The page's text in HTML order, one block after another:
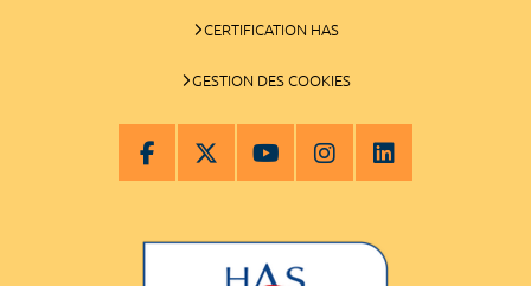
CERTIFICATION HAS
GESTION DES COOKIES